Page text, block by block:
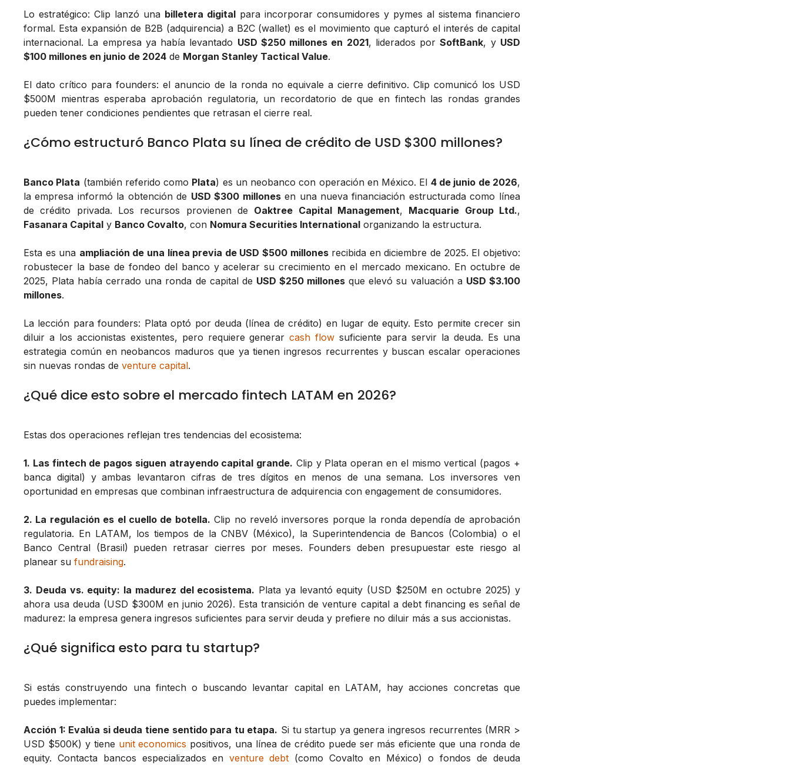
Lo estratégico: Clip lanzó una billetera digitalpara incorporar consumidores y pymes al sistema financiero
formal. Esta expansión de B2B (adquirencia) a B2C (wallet) es el movimiento que capturó el interés de capital
internacional. La empresa ya había levantado USD $250 millones en 2021, liderados porSoftBank, y USD
$100 millones en junio de 2024 de Morgan Stanley Tactical Value.
El dato crítico para founders: el anuncio de la ronda no equivale a cierre definitivo. Clip comunicó los USD
$500M mientras esperaba aprobación regulatoria, un recordatorio de que en fintech las rondas grandes
pueden tener condiciones pendientes que retrasan el cierre real.
¿Cómo estructuró Banco Plata su línea de crédito de USD $300 millones?
Banco Plata (también referido como Plata) es un neobanco con operación en México. El 4 de junio de 2026,
la empresa informó la obtención de USD $300 millonesen una nueva financiación estructurada como línea
de crédito privada. Los recursos provienen de Oaktree Capital Management, Macquarie Group Ltd.,
Fasanara Capital y Banco Covalto, con Nomura Securities International organizando la estructura.
Esta es una ampliación de una línea previa de USD $500 millonesrecibida en diciembre de 2025. El objetivo:
robustecer la base de fondeo del banco y acelerar su crecimiento en el mercado mexicano. En octubre de
2025, Plata había cerrado una ronda de capital de USD $250 millones que elevó su valuación a USD $3.100
millones.
La lección para founders: Plata optó por deuda (línea de crédito) en lugar de equity. Esto permite crecer sin
diluir a los accionistas existentes, pero requiere generarcash flow suficiente para servir la deuda. Es una
estrategia común en neobancos maduros que ya tienen ingresos recurrentes y buscan escalar operaciones
sin nuevas rondas de venture capital.
¿Qué dice esto sobre el mercado fintech LATAM en 2026?
Estas dos operaciones reflejan tres tendencias del ecosistema:
1. Las fintech de pagos siguen atrayendo capital grande. Clip y Plata operan en el mismo vertical (pagos +
banca digital) y ambas levantaron cifras de tres dígitos en menos de una semana. Los inversores ven
oportunidad en empresas que combinan infraestructura de adquirencia con engagement de consumidores.
2. La regulación es el cuello de botella. Clip no reveló inversores porque la ronda dependía de aprobación
regulatoria. En LATAM, los tiempos de la CNBV (México), la Superintendencia de Bancos (Colombia) o el
Banco Central (Brasil) pueden retrasar cierres por meses. Founders deben presupuestar este riesgo al
planear su fundraising.
3. Deuda vs. equity: la madurez del ecosistema. Plata ya levantó equity (USD $250M en octubre 2025) y
ahora usa deuda (USD $300M en junio 2026). Esta transición de venture capital a debt financing es señal de
madurez: la empresa genera ingresos suficientes para servir deuda y prefiere no diluir más a sus accionistas.
¿Qué significa esto para tu startup?
Si estás construyendo una fintech o buscando levantar capital en LATAM, hay acciones concretas que
puedes implementar:
Acción 1: Evalúa si deuda tiene sentido para tu etapa. Si tu startup ya genera ingresos recurrentes (MRR >
USD $500K) y tiene unit economics positivos, una línea de crédito puede ser más eficiente que una ronda de
equity. Contacta bancos especializados en venture debt (como Covalto en México) o fondos de deuda